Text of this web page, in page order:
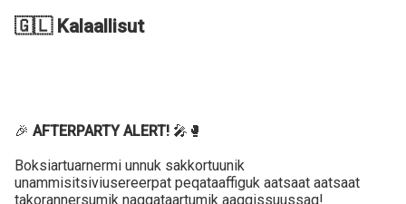
🇬🇱 Kalaallisut
🎉 AFTERPARTY ALERT! 🎤🥊
Boksiartuarnermi unnuk sakkortuunik
unammisitsiviusereerpat peqataaffiguk aatsaat aatsaat
takorannersumik naggataartumik aaqqissuussaq!